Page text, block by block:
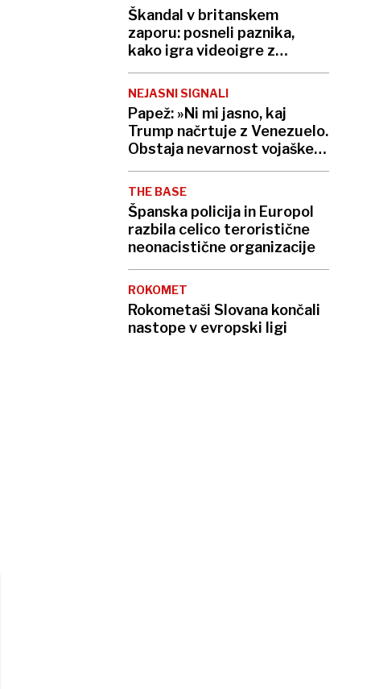
Škandal v britanskem
zaporu: posneli paznika,
kako igra videoigre z
zapornikom
NEJASNI SIGNALI
Papež: »Ni mi jasno, kaj
Trump načrtuje z Venezuelo.
Obstaja nevarnost vojaške
operacije.«
THE BASE
Španska policija in Europol
razbila celico teroristične
neonacistične organizacije
ROKOMET
Rokometaši Slovana končali
nastope v evropski ligi